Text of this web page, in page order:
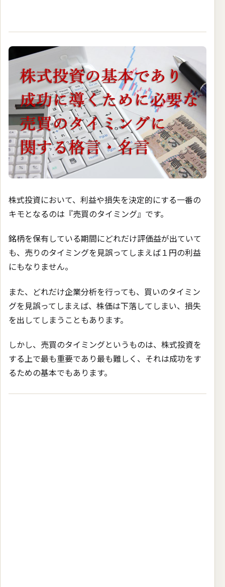
株式投資において、利益や損失を決定的にする一番の
キモとなるのは『売買のタイミング』です。
銘柄を保有している期間にどれだけ評価益が出ていて
も、売りのタイミングを見誤ってしまえば１円の利益
にもなりません。
また、どれだけ企業分析を行っても、買いのタイミン
グを見誤ってしまえば、株価は下落してしまい、損失
を出してしまうこともあります。
しかし、売買のタイミングというものは、株式投資を
する上で最も重要であり最も難しく、それは成功をす
るための基本でもあります。